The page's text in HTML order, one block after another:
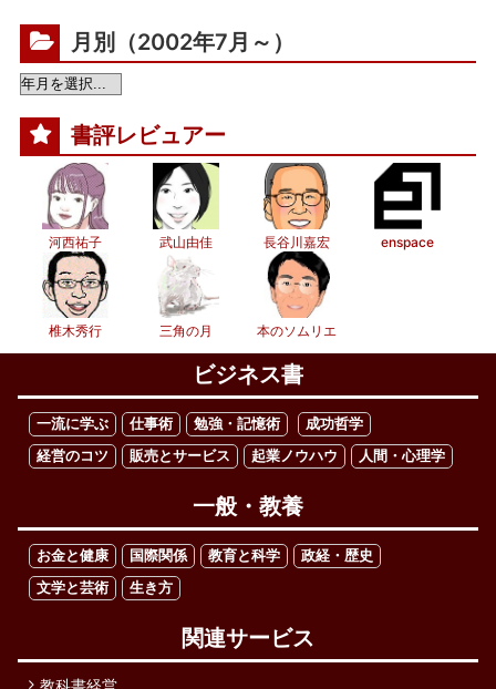
月別（2002年7月～）
書評レビュアー
河西祐子 武山由佳 長谷川嘉宏 enspace
椎木秀行 三角の月 本のソムリエ
ビジネス書
一流に学ぶ 仕事術 勉強・記憶術
成功哲学
経営のコツ
販売とサービス 起業ノウハウ 人間・心理学
一般・教養
お金と健康 国際関係 教育と科学
政経・歴史
文学と芸術
生き方
関連サービス
教科書経営